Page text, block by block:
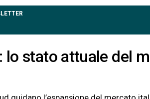
lo stato attuale del